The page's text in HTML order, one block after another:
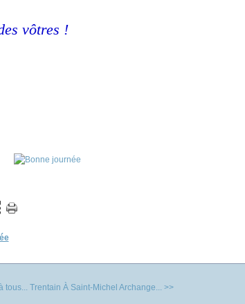
vôtres !
tous... Trentain À Saint-Michel Archange... >>